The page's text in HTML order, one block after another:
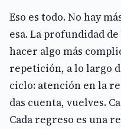
Eso es todo. No hay
esa. La profundidad
hacer algo más
repetición, a lo largo
ciclo: atención en la
das cuenta, vuelves.
Cada regreso es una